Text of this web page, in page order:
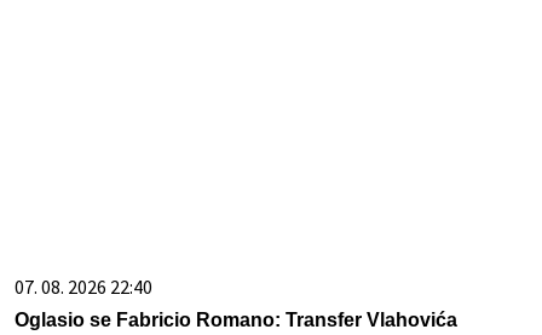
07. 08. 2026 22:40
Oglasio se Fabricio Romano: Transfer Vlahovića